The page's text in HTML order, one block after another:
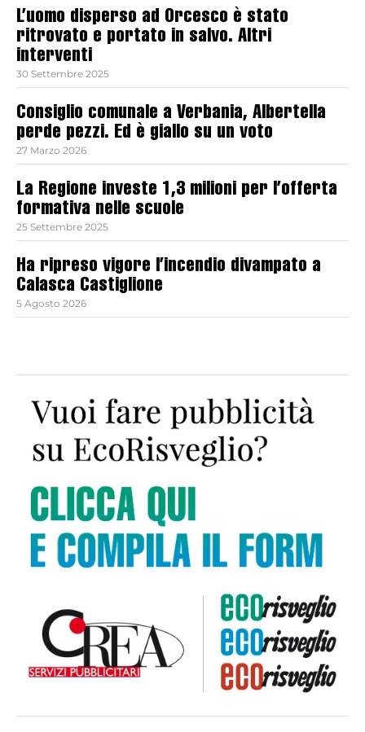
L’uomo disperso ad Orcesco è stato
ritrovato e portato in salvo. Altri
interventi
30 Settembre 2025
Consiglio comunale a Verbania, Albertella
perde pezzi. Ed è giallo su un voto
27 Marzo 2026
La Regione investe 1,3 milioni per l’offerta
formativa nelle scuole
25 Settembre 2025
Ha ripreso vigore l’incendio divampato a
Calasca Castiglione
5 Agosto 2026